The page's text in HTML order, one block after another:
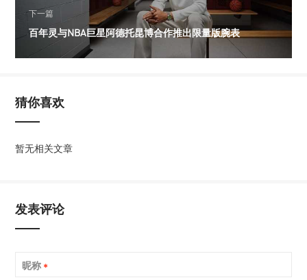
下一篇
百年灵与NBA巨星阿德托昆博合作推出限量版腕表
猜你喜欢
暂无相关文章
发表评论
昵称 *